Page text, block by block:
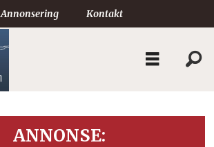
Annonsering Kontakt
ANNONSE: